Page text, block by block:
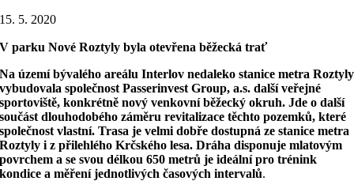
15. 5. 2020
V parku Nové Roztyly byla otevřena běžecká trať
Na území bývalého areálu Interlov nedaleko stanice metra Roztyly
vybudovala společnost Passerinvest Group, a.s. další veřejné
sportoviště, konkrétně nový venkovní běžecký okruh. Jde o další
součást dlouhodobého záměru revitalizace těchto pozemků, které
společnost vlastní. Trasa je velmi dobře dostupná ze stanice metra
Roztyly i z přilehlého Krčského lesa. Dráha disponuje mlatovým
povrchem a se svou délkou 650 metrů je ideální pro trénink
kondice a měření jednotlivých časových intervalů.